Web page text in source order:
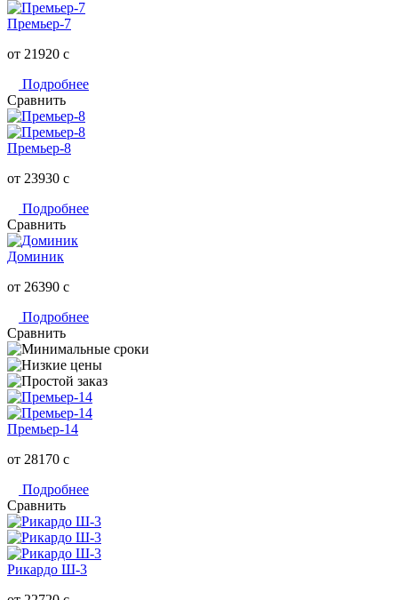
Премьер-7
от 21920 c
Подробнее
Сравнить
Премьер-8
от 23930 c
Подробнее
Сравнить
Доминик
от 26390 c
Подробнее
Сравнить
Премьер-14
от 28170 c
Подробнее
Сравнить
Рикардо Ш-3